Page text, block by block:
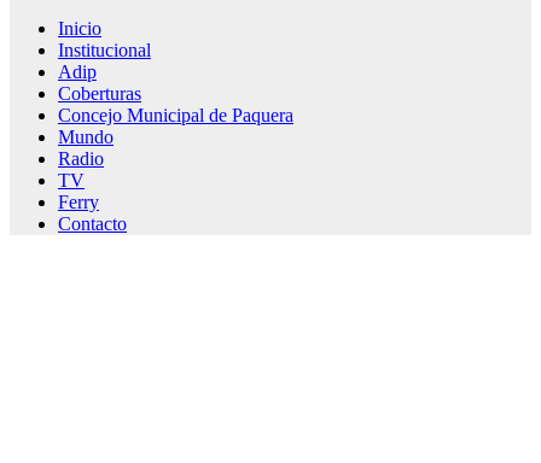
Inicio
Institucional
Adip
Coberturas
Concejo Municipal de Paquera
Mundo
Radio
TV
Ferry
Contacto